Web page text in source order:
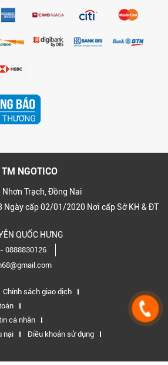
NGOTICO
Nhơn Trạch, Đồng Nai
Ngày cấp 02/01/2020 Nơi cấp Sở KH & ĐT
QUỐC HƯNG
- 0888830126
Chính sách giao dịch
cá nhân
nại
Điều khoản sử dụng